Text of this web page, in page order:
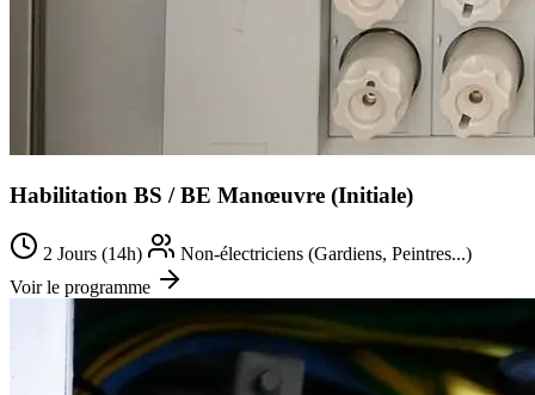
Habilitation BS / BE Manœuvre (Initiale)
2 Jours (14h)
Non-électriciens (Gardiens, Peintres...)
Voir le programme